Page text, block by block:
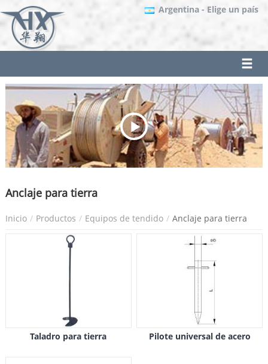
Argentina - Elige un país
Anclaje para tierra
Inicio Productos Equipos de tendido Anclaje para tierra
Taladro para tierra Pilote universal de acero